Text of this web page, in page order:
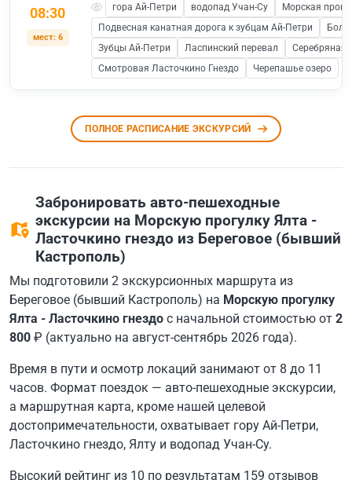
08:30
мест: 6
гора Ай-Петри водопад Учан-Су
Морская
Подвесная канатная дорога к зубцам Ай-Петри
Зубцы Ай-Петри
Ласпинский перевал
Серебряная
Смотровая Ласточкино Гнездо
Черепашье озеро
ПОЛНОЕ РАСПИСАНИЕ ЭКСКУРСИЙ
Забронировать авто-пешеходные
экскурсии на Морскую прогулку Ялта -
Ласточкино гнездо из Береговое (бывший
Кастрополь)
Мы подготовили 2 экскурсионных маршрута из
Береговое (бывший Кастрополь) на Морскую прогулку
Ялта - Ласточкино гнездо с начальной стоимостью от 2
800 ₽ (актуально на август-сентябрь 2026 года).
Время в пути и осмотр локаций занимают от 8 до 11
часов. Формат поездок — авто-пешеходные экскурсии,
а маршрутная карта, кроме нашей целевой
достопримечательности, охватывает гору Ай-Петри,
Ласточкино гнездо, Ялту и водопад Учан-Су.
Высокий рейтинг из 10 по результатам 159 отзывов